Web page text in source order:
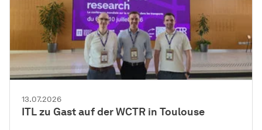
13.07.2026
ITL zu Gast auf der WCTR in Toulouse